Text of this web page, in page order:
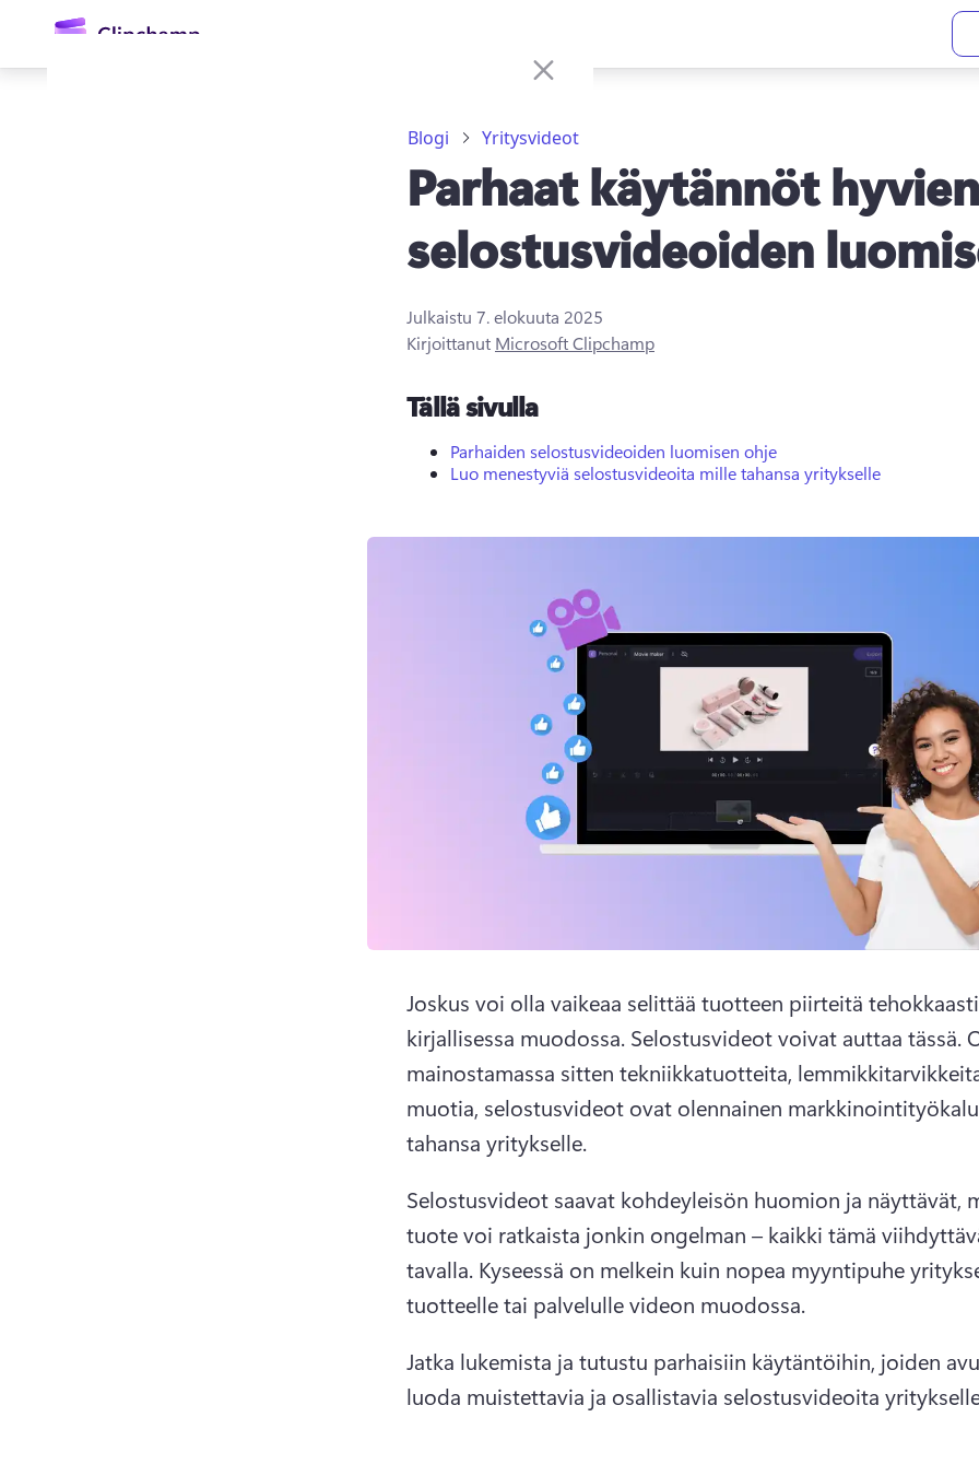
Blogi Yritysvideot
Parhaat käytännöt hyvien
selostusvideoiden
Julkaistu 7. elokuuta 2025
Kirjoittanut Microsoft Clipchamp
Tällä sivulla
Parhaiden selostusvideoiden luomisen ohje
Luo menestyviä selostusvideoita mille tahansa yritykselle
Joskus voi olla vaikeaa selittää tuotteen piirteitä tehokkaasti
kirjallisessa muodossa. Selostusvideot voivat auttaa tässä.
mainostamassa sitten tekniikkatuotteita,
muotia, selostusvideot ovat olennainen
tahansa yritykselle.
Selostusvideot saavat kohdeyleisön huomion ja näyttävät,
tuote voi ratkaista jonkin ongelman – kaikki tämä
tavalla. Kyseessä on melkein kuin nopea myyntipuhe
tuotteelle tai palvelulle videon muodossa.
Jatka lukemista ja tutustu parhaisiin käytäntöihin, joiden
luoda muistettavia ja osallistavia selostusvideoita